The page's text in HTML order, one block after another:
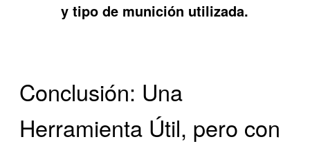
y tipo de munición utilizada.
Conclusión: Una
Herramienta Útil, pero con